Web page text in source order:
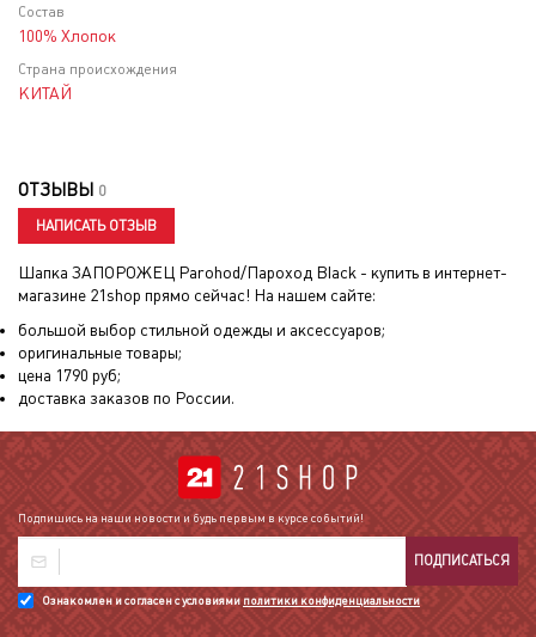
Состав
100% Хлопок
Страна происхождения
КИТАЙ
ОТЗЫВЫ 0
НАПИСАТЬ ОТЗЫВ
Шапка ЗАПОРОЖЕЦ Parohod/Пароход Black - купить в интернет-
магазине 21shop прямо сейчас! На нашем сайте:
большой выбор стильной одежды и аксессуаров;
оригинальные товары;
цена 1790 руб;
доставка заказов по России.
Подпишись на наши новости и будь первым в курсе событий!
ПОДПИСАТЬСЯ
Ознакомлен и согласен с условиямиполитики конфиденциальности